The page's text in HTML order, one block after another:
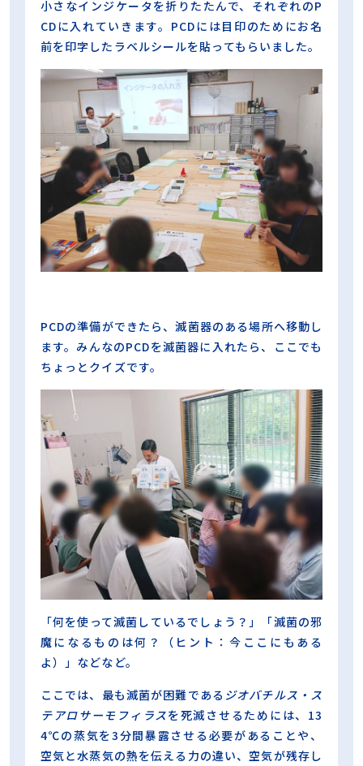
小さなインジケータを折りたたんで、それぞれのP
CDに入れていきます。PCDには目印のためにお名
前を印字したラベルシールを貼ってもらいました。
PCDの準備ができたら、滅菌器のある場所へ移動し
ます。みんなのPCDを滅菌器に入れたら、ここでも
ちょっとクイズです。
「何を使って滅菌しているでしょう？」「滅菌の邪
魔になるものは何？（ヒント：今ここにもある
よ）」などなど。
ここでは、最も滅菌が困難である ジオバチルス・ス
テアロサーモフィラスを死滅させるためには、13
4℃の蒸気を3分間暴露させる必要があることや、
空気と水蒸気の熱を伝える力の違い、空気が残存し